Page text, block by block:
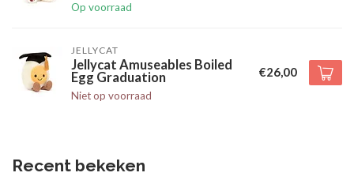
Op voorraad
JELLYCAT
Jellycat Amuseables Boiled
Egg Graduation
Niet op voorraad
€26,00
Recent bekeken